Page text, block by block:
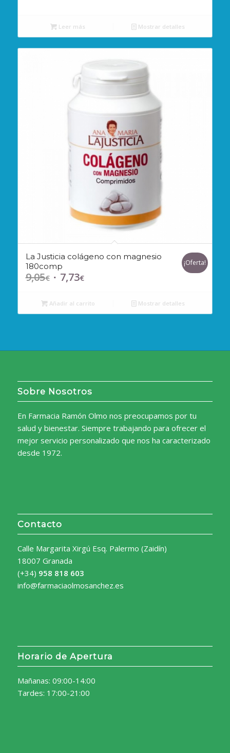
Leer más Mostrar detalles
La Justicia colágeno con magnesio
180comp
9,05€ El
original
era:
7,73€El
actual
es:
¡Oferta!
Añadir al carrito Mostrar detalles
Sobre Nosotros
En Farmacia Ramón Olmo nos preocupamos por tu
salud y bienestar. Siempre trabajando para ofrecer el
mejor servicio personalizado que nos ha caracterizado
desde 1972.
Contacto
Calle Margarita Xirgú Esq. Palermo (Zaidín)
18007 Granada
(+34) 958 818 603
info@farmaciaolmosanchez.es
Horario de Apertura
Mañanas: 09:00-14:00
Tardes: 17:00-21:00